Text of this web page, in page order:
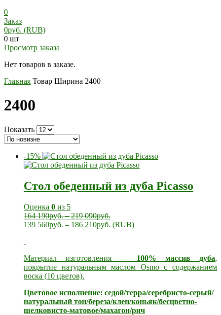
0
Заказ
0руб. (RUB)
0 шт
Просмотр заказа
Нет товаров в заказе.
Главная Товар Ширина 2400
2400
Показать
-15%
Стол обеденный из дуба Picasso
Оценка 0 из 5
164 190руб.–219 090руб.
139 560руб. – 186 210руб. (RUB)
Материал изготовления — 100% массив дуба,
покрытие натуральным маслом Osmo с содержанием
воска (10 цветов).
Цветовое исполнение: седой/терра/серебристо-серый/
натуральный тон/береза/клен/коньяк/бесцветно-
шелковисто-матовое/махагон/рич